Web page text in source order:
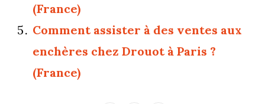
(France)
Comment assister à des ventes aux
enchères chez Drouot à Paris ?
(France)